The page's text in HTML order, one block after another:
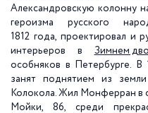
Александровскую колонну
героизма русского
1812 года, проектировал и
интерьеров в Зимнем
особняков в Петербурге. В
занят поднятием из
Колокола. Жил Монферран в
Мойки, 86, среди